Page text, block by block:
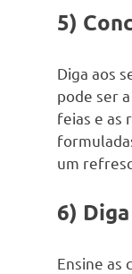
5)
Diga aos
pode ser
feias e as
um
6)
Ensine as